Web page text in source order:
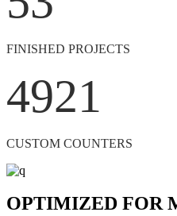
FINISHED PROJECTS
4921
CUSTOM COUNTERS
OPTIMIZED FOR